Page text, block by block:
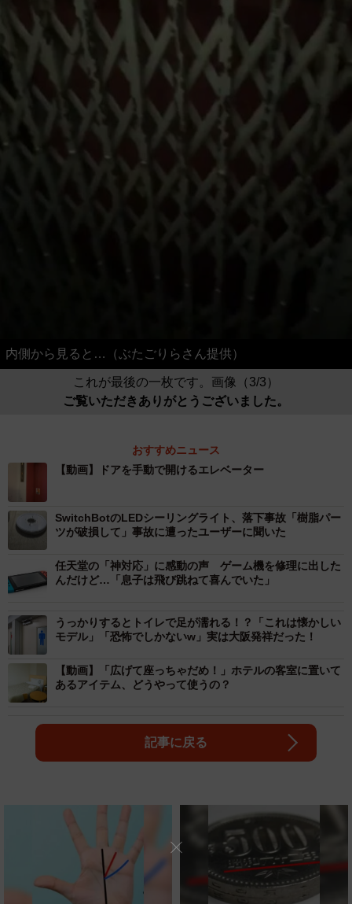
内側から見ると…（ぶたごりらさん提供）
これが最後の一枚です。画像（3/3）
ご覧いただきありがとうございました。
おすすめニュース
【動画】ドアを手動で開けるエレベーター
SwitchBotのLEDシーリングライト、落下事故「樹脂パー
ツが破損して」事故に遭ったユーザーに聞いた
任天堂の「神対応」に感動の声 ゲーム機を修理に出した
んだけど…「息子は飛び跳ねて喜んでいた」
うっかりするとトイレで足が濡れる！？「これは懐かしい
モデル」「恐怖でしかないw」実は大阪発祥だった！
【動画】「広げて座っちゃだめ！」ホテルの客室に置いて
あるアイテム、どうやって使うの？
記事に戻る